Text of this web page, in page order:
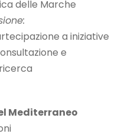
delle Marche
a iniziative
e
Mediterraneo